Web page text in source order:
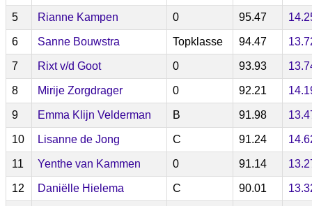
5 Rianne Kampen 0 95.47
6 Sanne Bouwstra Topklasse 94.47
7 Rixt v/d Goot 0 93.93
8 Mirije Zorgdrager 0 92.21
9 Emma Klijn Velderman B 91.98
10 Lisanne de Jong C 91.24
11 Yenthe van Kammen 0 91.14
12 Daniëlle Hielema C 90.01